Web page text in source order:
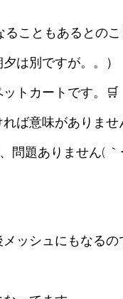
こともあるとのこ
は別ですが。。）
トカートです。🛒
ば意味がありませ
問題ありません( ｀
ッシュにもなるの